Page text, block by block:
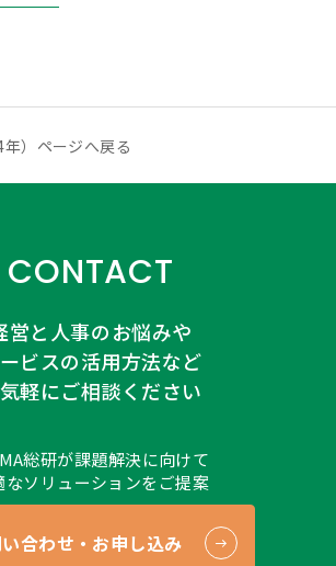
）ページへ戻る
CONTACT
営と人事のお悩みや
ビスの活用方法など
軽にご相談ください
総研が課題解決に向けて
なソリューションをご提案
合わせ・お申し込み